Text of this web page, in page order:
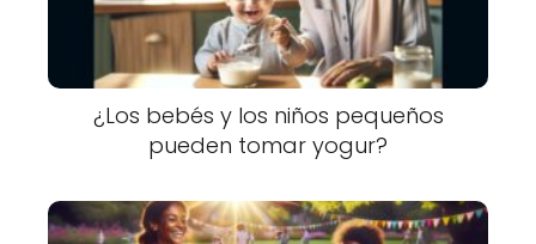
¿Los bebés y los niños pequeños
pueden tomar yogur?